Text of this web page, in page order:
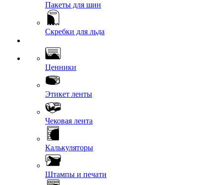
Пакеты для шин
Скребки для льда
Ценники
Этикет ленты
Чековая лента
Калькуляторы
Штампы и печати